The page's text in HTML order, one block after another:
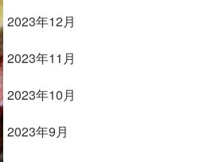
2023年12月
2023年11月
2023年10月
2023年9月